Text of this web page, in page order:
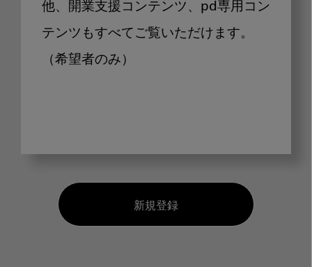
他、開業支援コンテンツ、pd専用コン
テンツもすべてご覧いただけます。
（希望者のみ）
新規登録